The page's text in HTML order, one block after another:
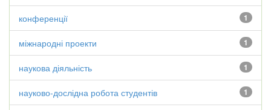
1
конференції
1
міжнародні проекти
1
наукова діяльність
1
науково-дослідна робота студентів